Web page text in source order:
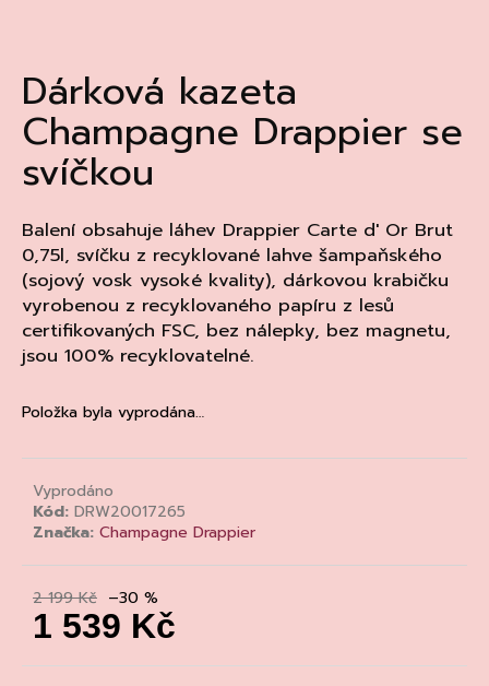
Dárková kazeta
Champagne Drappier se
svíčkou
Balení obsahuje láhev Drappier Carte d' Or Brut
0,75l, svíčku z recyklované lahve šampaňského
(sojový vosk vysoké kvality), dárkovou krabičku
vyrobenou z recyklovaného papíru z lesů
certifikovaných FSC, bez nálepky, bez magnetu,
jsou 100% recyklovatelné.
Položka byla vyprodána…
Vyprodáno
Kód: DRW20017265
Značka: Champagne Drappier
2 199 Kč –30 %
1 539 Kč
cena:
í
t
?
HLEDAT
D
o
p
o
u
č
e
m
e